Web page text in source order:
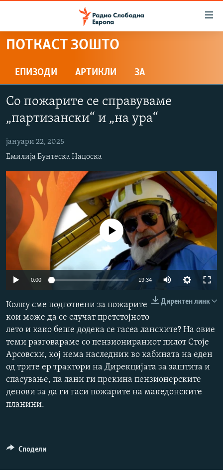
Оди
на
главната
навигација
Премини
на
пребарување
СВЕТ
ВЕСТИ
ШТО ТРЕБА ДА ЗНАЕТЕ
ПРИЈАВИ СЕ ЗА ЊУЗЛЕТЕР
ПОДКАСТ ЗОШТО?
СЛЕДЕТЕ НЕ
РСЕ веб страници
ПОТКАСТ ЗОШТО
ЕПИЗОДИ АРТИКЛИ ЗА
Со пожарите се справуваме
„партизански“ и „на ура“
јануари 22, 2025
Емилија Бунтеска Нацоска
240p
No media source currently available
0:00 19:34
480p
1080p
Директен линк
Колку сме подготвени за пожарите
кои може да се случат претстојното
лето и како беше додека се гасеа ланските? На овие
теми разговараме со пензионираниот пилот Стоје
Арсовски, кој нема наследник во кабината на еден
од трите ер трактори на Дирекцијата за заштита и
спасување, па лани ги прекина пензионерските
денови за да ги гаси пожарите на македонските
планини.
Сподели